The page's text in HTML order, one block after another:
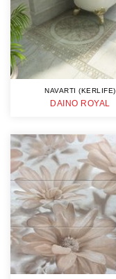
NAVARTI (KERLIFE)
DAINO ROYAL